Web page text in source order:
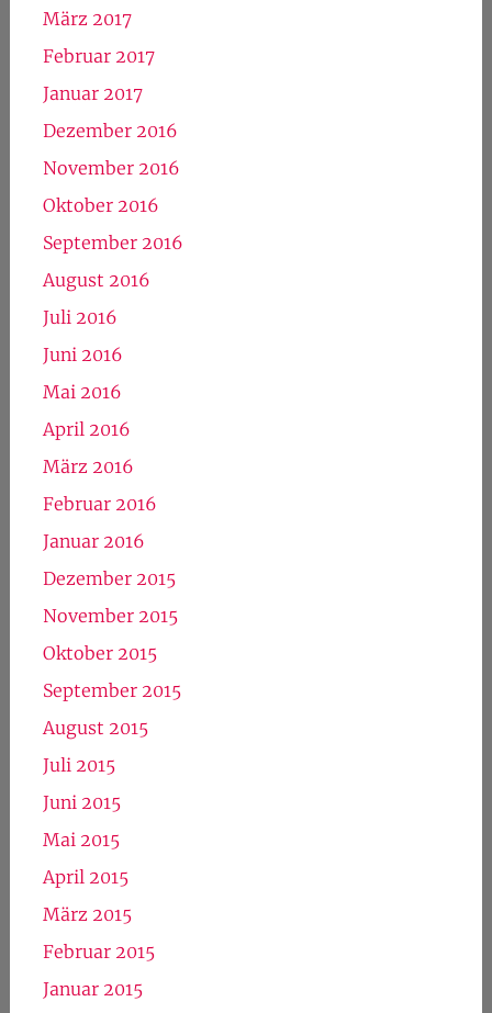
März 2017
Februar 2017
Januar 2017
Dezember 2016
November 2016
Oktober 2016
September 2016
August 2016
Juli 2016
Juni 2016
Mai 2016
April 2016
März 2016
Februar 2016
Januar 2016
Dezember 2015
November 2015
Oktober 2015
September 2015
August 2015
Juli 2015
Juni 2015
Mai 2015
April 2015
März 2015
Februar 2015
Januar 2015